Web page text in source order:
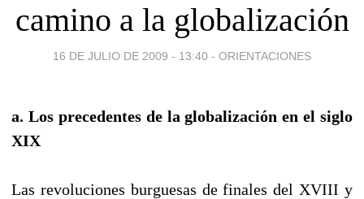
camino a la globalización
16 DE JULIO DE 2009 - 13:40 - ORIENTACIONES
a. Los precedentes de la globalización en el siglo
XIX
Las revoluciones burguesas de finales del XVIII y